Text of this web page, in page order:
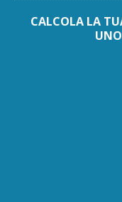
CALCOLA LA